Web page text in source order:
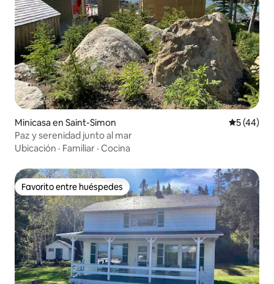
Minicasa en Saint-Simon
5 (44)
Paz y serenidad junto al mar
Ubicación · Familiar · Cocina
Favorito entre huéspedes
Favorito entre huéspedes